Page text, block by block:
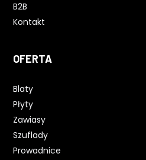
B2B
Kontakt
OFERTA
Blaty
Płyty
Zawiasy
Szuflady
Prowadnice